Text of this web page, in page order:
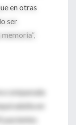
en otras
ser
comparada
adulta en
pacientes